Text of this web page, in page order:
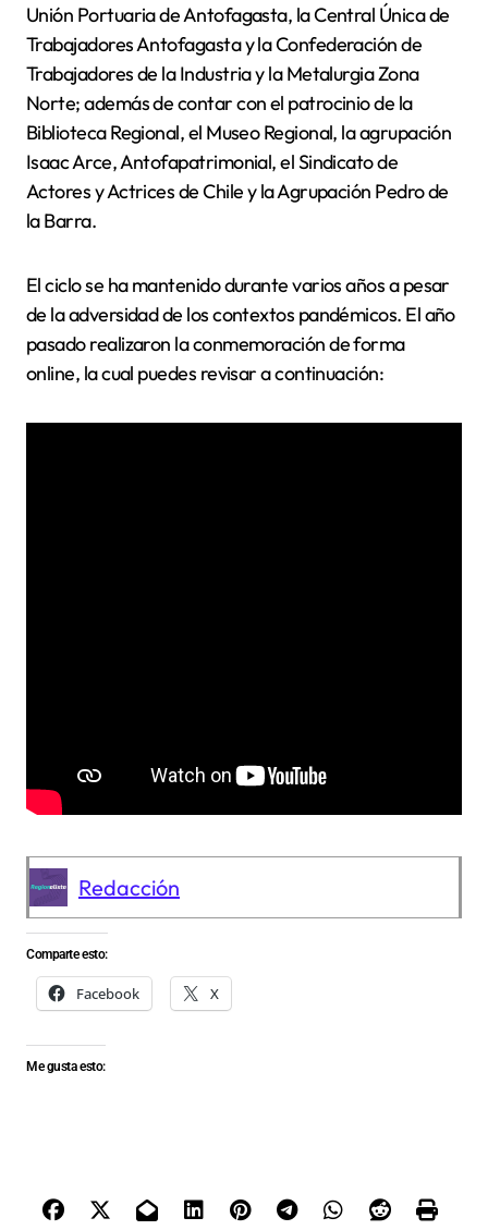
Unión Portuaria de Antofagasta, la Central Única de
Trabajadores Antofagasta y la Confederación de
Trabajadores de la Industria y la Metalurgia Zona
Norte; además de contar con el patrocinio de la
Biblioteca Regional, el Museo Regional, la agrupación
Isaac Arce, Antofapatrimonial, el Sindicato de
Actores y Actrices de Chile y la Agrupación Pedro de
la Barra.
El ciclo se ha mantenido durante varios años a pesar
de la adversidad de los contextos pandémicos. El año
pasado realizaron la conmemoración de forma
online, la cual puedes revisar a continuación:
Redacción
Comparte esto:
Facebook X
Me gusta esto: